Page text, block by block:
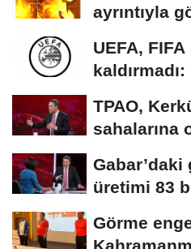
ayrıntıyla
UEFA,
TPAO,
sahalarına
üretimi 83
Görme